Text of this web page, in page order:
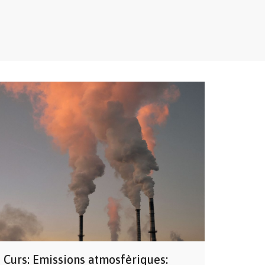
Curs: Emissions atmosfèriques: